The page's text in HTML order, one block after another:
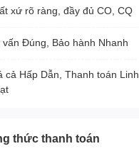
xứ rõ ràng, đầy đủ CO, CQ
Đúng, Bảo hành Nhanh
cả Hấp Dẫn, Thanh toán Linh
thức thanh toán